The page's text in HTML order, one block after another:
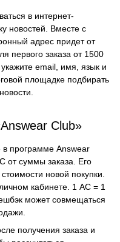
в интернет-
новостей. Вместе с
адрес придет от
первого заказа от 1500
email, имя, язык и
площадке подбирать
Club»
программе Answear
от суммы заказа. Его
новой покупки.
кабинете. 1 АС = 1
может совмещаться
получения заказа и